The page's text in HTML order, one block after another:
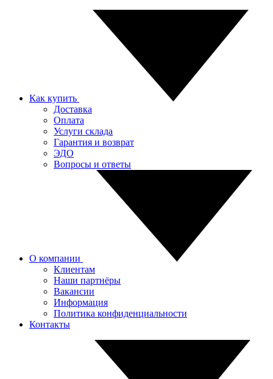
Как купить
Доставка
Оплата
Услуги склада
Гарантия и возврат
ЭДО
Вопросы и ответы
О компании
Клиентам
Наши партнёры
Вакансии
Информация
Политика конфиденциальности
Контакты